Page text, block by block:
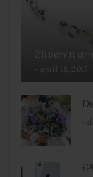
Zilveren
april 18, 2017